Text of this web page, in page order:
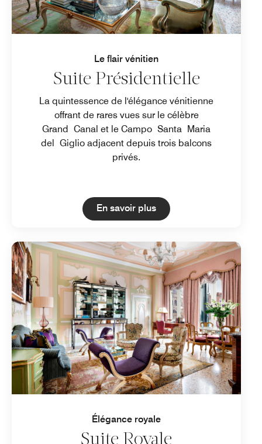
Le flair vénitien
Suite Présidentielle
La quintessence de l'élégance vénitienne
offrant de rares vues sur le célèbre
Grand Canal et le Campo Santa Maria
del Giglio adjacent depuis trois balcons
privés.
En savoir plusOpen in New Tab
Élégance royale
Suite Royale